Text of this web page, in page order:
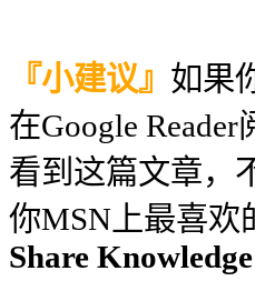
『小建议』 如果
在Google
看到这篇文章，
你MSN上最喜欢
Share Knowledge